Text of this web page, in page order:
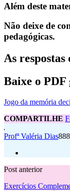
Além deste
Não deixe de
pedagógicas.
As
Baixe o
Jogo da memória
COMPARTILHE
Profª Valéria Dias
Post anterior
Exercícios